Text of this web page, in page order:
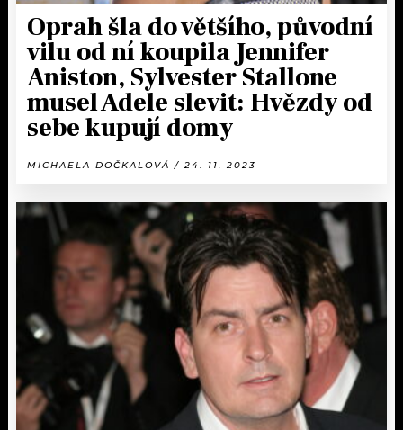
Oprah šla do většího, původní
vilu od ní koupila Jennifer
Aniston, Sylvester Stallone
musel Adele slevit: Hvězdy od
sebe kupují domy
MICHAELA DOČKALOVÁ / 24. 11. 2023